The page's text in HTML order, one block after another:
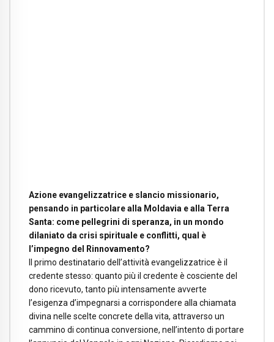
Azione evangelizzatrice e slancio missionario,
pensando in particolare alla Moldavia e alla Terra
Santa: come pellegrini di speranza, in un mondo
dilaniato da crisi spirituale e conflitti, qual è
l’impegno del Rinnovamento?
II primo destinatario dell’attività evangelizzatrice è il
credente stesso: quanto più il credente è cosciente del
dono ricevuto, tanto più intensamente avverte
l’esigenza d’impegnarsi a corrispondere alla chiamata
divina nelle scelte concrete della vita, attraverso un
cammino di continua conversione, nell’intento di portare